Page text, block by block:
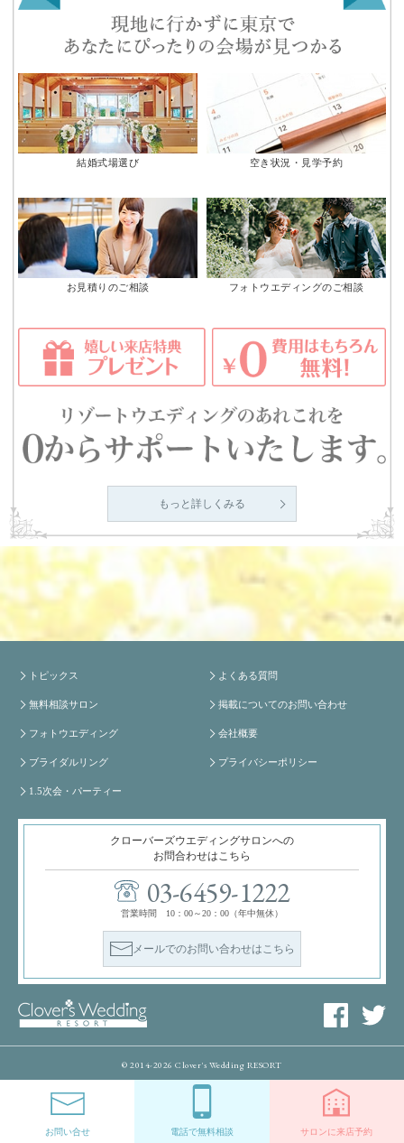
結婚式場選び 空き状況・見学予約
お見積りのご相談 フォトウエディングのご相談
もっと詳しくみる
トピックス
無料相談サロン
フォトウエディング
ブライダルリング
1.5次会・パーティー
よくある質問
掲載についてのお問い合わせ
会社概要
プライバシーポリシー
クローバーズウエディングサロンへの
お問合わせはこちら
03-6459-1222
営業時間 10：00～20：00（年中無休）
メールでのお問い合わせはこちら
© 2014-2026 Clover's Wedding RESORT
お問い合せ 電話で無料相談 サロンに来店予約